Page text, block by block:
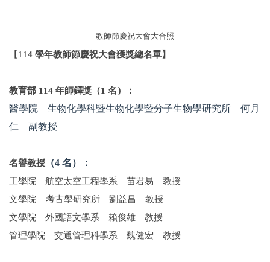
教師節慶祝大會大合照
【114 學年教師節慶祝大會獲獎總名單】
教育部 114 年師鐸獎（1 名）：
醫學院 生物化學科暨生物化學暨分子生物學研究所 何月
仁 副教授
名譽教授 （4 名）：
工學院 航空太空工程學系 苗君易 教授
文學院 考古學研究所 劉益昌 教授
文學院 外國語文學系 賴俊雄 教授
管理學院 交通管理科學系 魏健宏 教授